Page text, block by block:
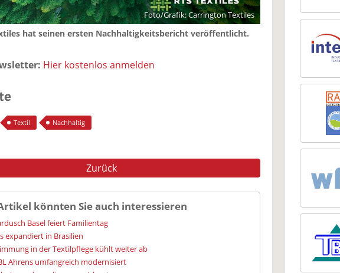
Foto/Grafik: Carrington Textiles
hat seinen ersten Nachhaltigkeitsbericht veröffentlicht.
Hier kostenlos anmelden
Textil Nachhaltig
Zurück
könnten Sie auch interessieren
Basel feiert Familientag
expandiert in Brasilien
in der Textilpflege kühlt weiter ab
Ahrens umfangreich modernisiert